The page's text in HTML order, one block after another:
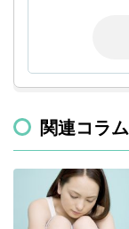
関連コラム